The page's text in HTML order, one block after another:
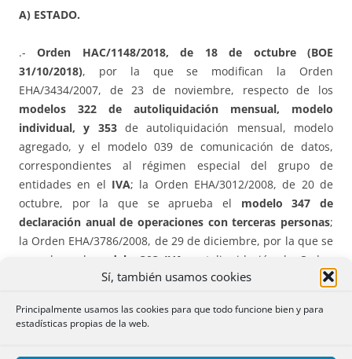
Sí, también usamos cookies
Principalmente usamos las cookies para que todo funcione bien y para
estadísticas propias de la web.
A) ESTADO.
.-Orden HAC/1148/2018, de 18 de octubre (BOE
31/10/2018), por la que se modifican la Orden
EHA/3434/2007, de 23 de noviembre, respecto de los
modelos 322 de autoliquidación mensual, modelo
individual, y 353de autoliquidación mensual, modelo
agregado, y el modelo 039 de comunicación de datos,
correspondientes al régimen especial del grupo de
entidades en el IVA; la Orden EHA/3012/2008, de 20 de
octubre, por la que se aprueba el modelo 347 de
declaración anual de operaciones con terceras personas;
la Orden EHA/3786/2008, de 29 de diciembre, por la que se
aprueban el
modelo 303 IVA
, autoliquidación, la Orden
EHA/3111/2009, de 5 de noviembre, por la que se aprueba
modifica el anexo I de la Orden EHA/1274/2007, de 26 de
declaración censal de alta, modificación y baja en el censo